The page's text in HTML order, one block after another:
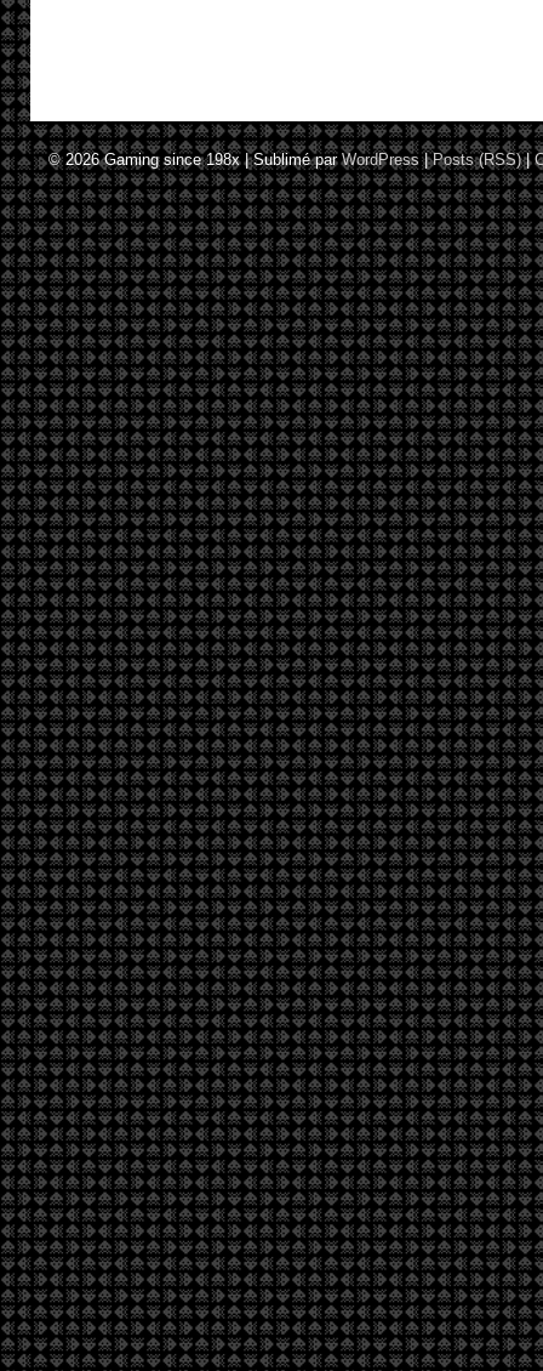
© 2026Gaming since 198x|Sublimé parWordPress |Posts (RSS)|